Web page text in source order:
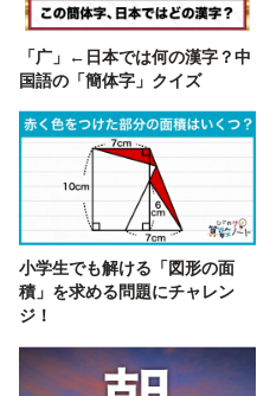
「广」←日本では何の漢字？中
国語の「簡体字」クイズ
小学生でも解ける「図形の面
積」を求める問題にチャレン
ジ！